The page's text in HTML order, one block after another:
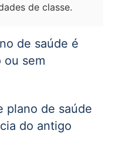
de classe.
de saúde é
ou sem
plano de saúde
do antigo